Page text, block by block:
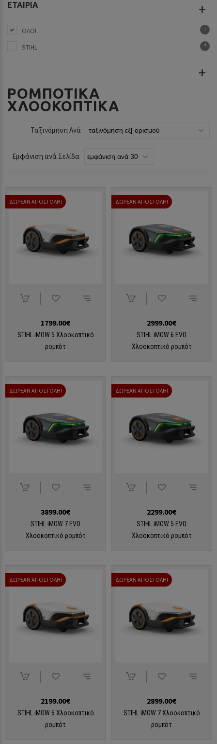
ΠΛΗΚΤΡΟΛΟΓΉΣΤΕ ΑΥΤΌ ΠΟΥ ΑΝΑΖΗΤΕΊΤΕ ΚΑΙ ΠΑΤΉΣΤΕ ENTER
ΕΤΑΙΡΊΑ
ΟΛΟΙ 7
STIHL 7
ΡΟΜΠΟΤΙΚΑ
ΧΛΟΟΚΟΠΤΙΚΆ
Ταξινόμηση Ανά
Εμφάνιση ανά Σελίδα
ΔΩΡΕΑΝ ΑΠΟΣΤΟΛΗ!
1799.00€
STIHL iMOW 5 Χλοοκοπτικό
ρομπότ
ΔΩΡΕΑΝ ΑΠΟΣΤΟΛΗ!
2999.00€
STIHL iMOW 6 EVO
Χλοοκοπτικό ρομπότ
ΔΩΡΕΑΝ ΑΠΟΣΤΟΛΗ!
3899.00€
STIHL iMOW 7 EVO
Χλοοκοπτικό ρομπότ
ΔΩΡΕΑΝ ΑΠΟΣΤΟΛΗ!
2299.00€
STIHL iMOW 5 EVO
Χλοοκοπτικό ρομπότ
ΔΩΡΕΑΝ ΑΠΟΣΤΟΛΗ!
2199.00€
STIHL iMOW 6 Χλοοκοπτικό
ρομπότ
ΔΩΡΕΑΝ ΑΠΟΣΤΟΛΗ!
2899.00€
STIHL iMOW 7 Χλοοκοπτικό
ρομπότ